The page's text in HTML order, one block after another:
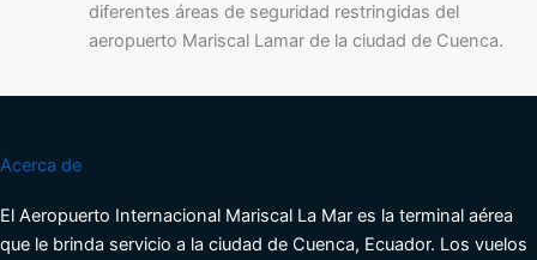
diferentes áreas de seguridad restringidas del
aeropuerto Mariscal Lamar de la ciudad de Cuenca.
Acerca de
El Aeropuerto Internacional Mariscal La Mar es la terminal aérea
que le brinda servicio a la ciudad de Cuenca, Ecuador. Los vuelos